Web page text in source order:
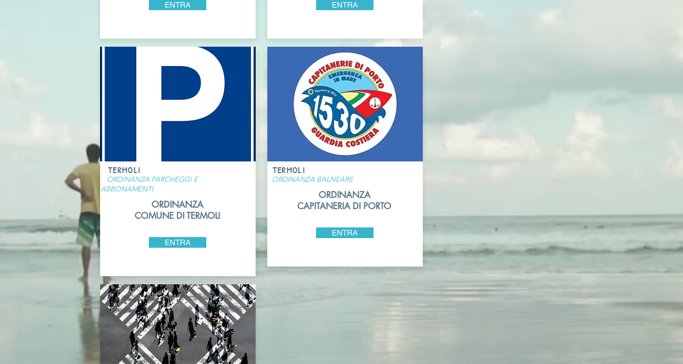
ENTRA
TERMOLI
ORDINANZA PARCHEGGI E
ABBONAMENTI
ORDINANZA
COMUNE DI TERMOLI
ENTRA
ENTRA
TERMOLI
ORDINANZA BALNEARE
ORDINANZA
CAPITANERIA DI PORTO
ENTRA